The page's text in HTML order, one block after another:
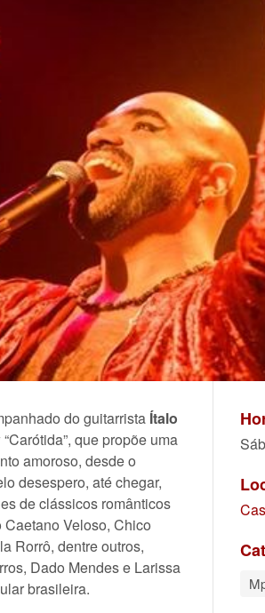
do guitarrista Ítalo
que propõe uma
amoroso, desde o
desespero, até chegar,
de clássicos românticos
Veloso, Chico
Rorrô, dentre outros,
Dado Mendes e Larissa
brasileira.